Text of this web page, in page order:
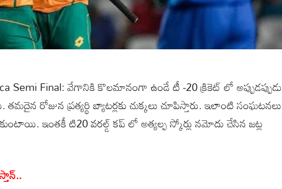
Semi Final: వేగానికి కొలమానంగా ఉండే టీ -20 క్రికెట్ లో అప్పుడప్పుడు
రోజున ప్రత్యర్థి బ్యాటర్లకు చుక్కలు చూపిస్తారు. ఇలాంటి సంఘటనలు
ఇంతకీ టి20 వరల్డ్ కప్ లో అత్యల్ప స్కోర్లు నమోదు చేసిన జట్ల